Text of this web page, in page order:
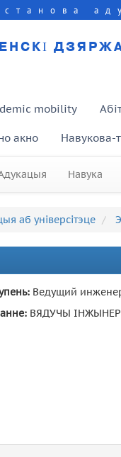
mobility
акно Навукова-
Навука
аб універсітэце
Ведущий
ВЯДУЧЫ